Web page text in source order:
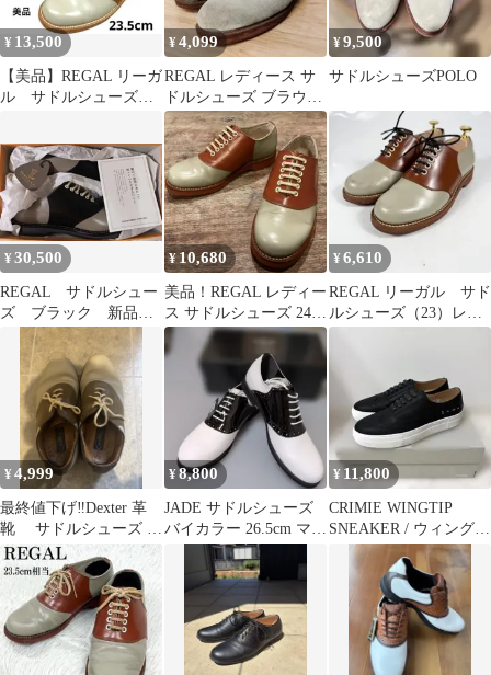
¥ 13,500
【美品】REGAL リーガ
ル サドルシューズ
¥4,099
REGAL レディース サ
ドルシューズ ブラウン
ベージュ 24.5
¥9,500
サドルシューズPOLO
¥30,500
REGAL サドルシュー
ズ ブラック 新品
25.5 26 ローファー
グレー
¥10,680
美品！REGAL レディー
ス サドルシューズ 2452
オールディーズ 24.5
¥6,610
REGAL リーガル サド
ルシューズ（23）レザ
ーシューズ バイカラ
¥4,999
最終値下げ‼️Dexter 革
靴 サドルシューズ ブ
ラウン ベージュ
¥8,800
JADE サドルシューズ
バイカラー 26.5cm マド
¥11,800
CRIMIE WINGTIP
SNEAKER / ウィングチ
ップ スニーカー27